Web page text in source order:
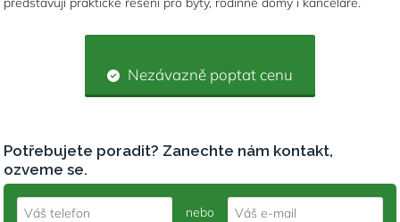
Nezávazně poptat cenu
Potřebujete poradit? Zanechte nám kontakt,
ozveme se.
Váš telefon nebo Váš e-mail